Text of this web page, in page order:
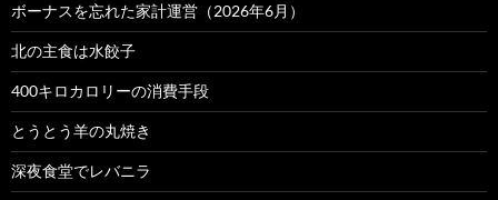
ボーナスを忘れた家計運営（2026年6月）
北の主食は水餃子
400キロカロリーの消費手段
とうとう羊の丸焼き
深夜食堂でレバニラ